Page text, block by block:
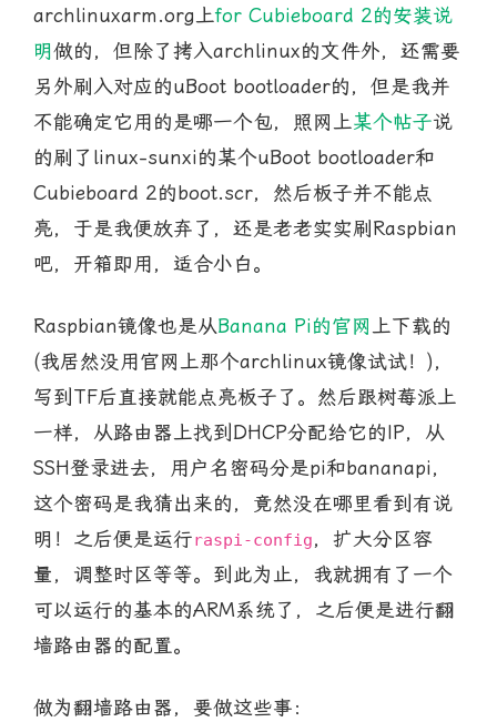
archlinuxarm.org上for Cubieboard 2的安装说
明 做的，但除了拷入archlinux的文件外，还需要
另外刷入对应的uBoot bootloader的，但是我并
不能确定它用的是哪一个包，照网上某个帖子说
的刷了linux-sunxi的某个uBoot bootloader和
Cubieboard 2的boot.scr，然后板子并不能点
亮，于是我便放弃了，还是老老实实刷Raspbian
吧，开箱即用，适合小白。
Raspbian镜像也是从Banana Pi的官网上下载的
(我居然没用官网上那个archlinux镜像试试！)，
写到TF后直接就能点亮板子了。然后跟树莓派上
一样，从路由器上找到DHCP分配给它的IP，从
SSH登录进去，用户名密码分是pi和bananapi，
这个密码是我猜出来的，竟然没在哪里看到有说
明！之后便是运行raspi-config，扩大分区容
量，调整时区等等。到此为止，我就拥有了一个
可以运行的基本的ARM系统了，之后便是进行翻
墙路由器的配置。
做为翻墙路由器，要做这些事：